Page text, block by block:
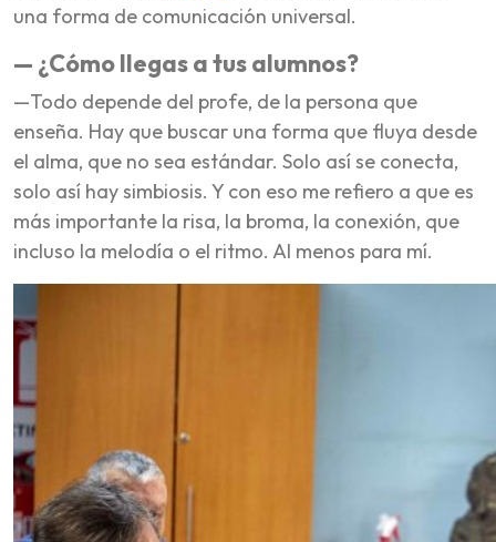
una forma de comunicación universal.
— ¿Cómo llegas a tus alumnos?
—Todo depende del profe, de la persona que
enseña. Hay que buscar una forma que fluya desde
el alma, que no sea estándar. Solo así se conecta,
solo así hay simbiosis. Y con eso me refiero a que es
más importante la risa, la broma, la conexión, que
incluso la melodía o el ritmo. Al menos para mí.